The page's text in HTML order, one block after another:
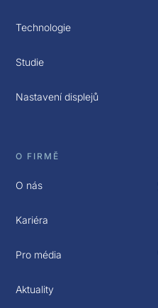
Technologie
Studie
Nastavení displejů
O FIRMĚ
O nás
Kariéra
Pro média
Aktuality